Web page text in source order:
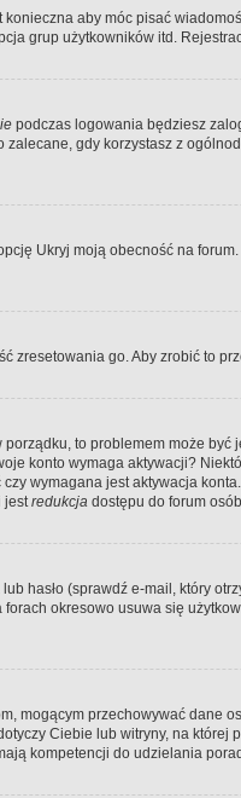
aby móc pisać
grup użytkowników itd.
podczas logowania będziesz
gdy korzystasz z
Ukryj moją obecność na
zresetowania go. Aby zrobić to
to problemem może
konto wymaga aktywacji?
wymagana jest aktywacja
jestredukcja dostępu do forum
hasło (sprawdź e-mail, który
okresowo usuwa się
mogącym przechowywać dane
Ciebie lub witryny, na
kompetencji do udzielania